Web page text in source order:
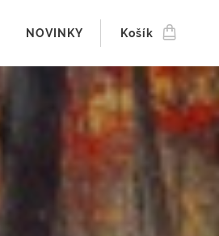
Košík
NOVINKY